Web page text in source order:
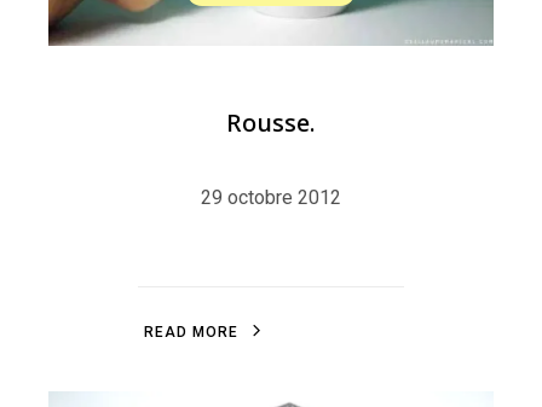
Rousse.
29 octobre 2012
READ MORE